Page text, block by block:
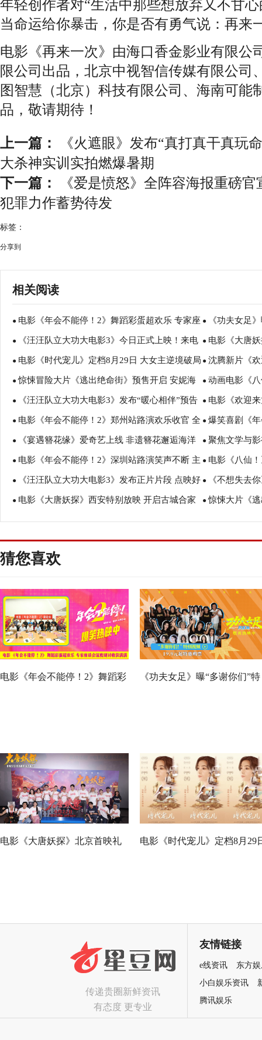
年轻创作者对“生活中那些想放弃又不甘
当命运给你暴击，你是否有勇气说：再来
电影《再来一次》由海口香金影业有限公
限公司出品，北京中视智信传媒有限公司
图智慧（北京）科技有限公司、海南可能
品，敬请期待！
上一篇：
《火遮眼》发布“真打真干真玩
大杀神实训实拍燃爆暑期
下一篇：
《爱是愤怒》全阵容海报重磅
犯罪力作蓄势待发
标签：
分享到
相关阅读
● 电影《年会不能停！2》舞蹈彩蛋超欢乐 专家座
谈会深度研讨收获满满
● 《功夫女足
情致谢观众 岁
● 《汪汪队立大功大电影3》今日正式上映！来电
影院陪孩子过欢乐暑假
● 电影《大唐
盛赞：“夯！”
● 电影《时代宠儿》定档8月29日 大女主逆境破局
诠释爱与宽恕
● 沈腾新片《
报 烟火气中见
●惊悚冒险大片《逃出绝命街》预售开启 安妮海
瑟薇直面恐龙围猎
● 动画电影《
塑造凡人八仙
● 《汪汪队立大功大电影3》发布“暖心相伴”预告
暑假亲子观影首选
● 电影《欢迎
蒋奇明带中餐
● 电影《年会不能停！2》郑州站路演欢乐收官 全
场爆笑不停共鸣不止
● 爆笑喜剧《
行 张若昀白客
● 《宴遇簪花缘》爱奇艺上线 非遗簪花邂逅海洋
美食
● 聚焦文学与
月报影视改编
● 电影《年会不能停！2》深圳站路演笑声不断 主
创解读分享更多幕后创作
● 电影《八仙
互赠“东北特色
● 《汪汪队立大功大电影3》发布正片片段 点映好
评如潮线下人气爆棚
● 《不想失去
凡生活里的光
● 电影《大唐妖探》西安特别放映 开启古城合家
欢奇幻冒险！
●惊悚大片《
步步紧逼压迫
猜您喜欢
电影《年会不能停！2》舞蹈彩 《功夫女足》曝“多谢你们”特
电影《大唐妖探》北京首映礼 电影《时代宠儿》定档8月29
传递贵圈新鲜资讯
有态度 更专业
友情链接
e线资讯
东方
小白娱乐资讯
腾讯娱乐